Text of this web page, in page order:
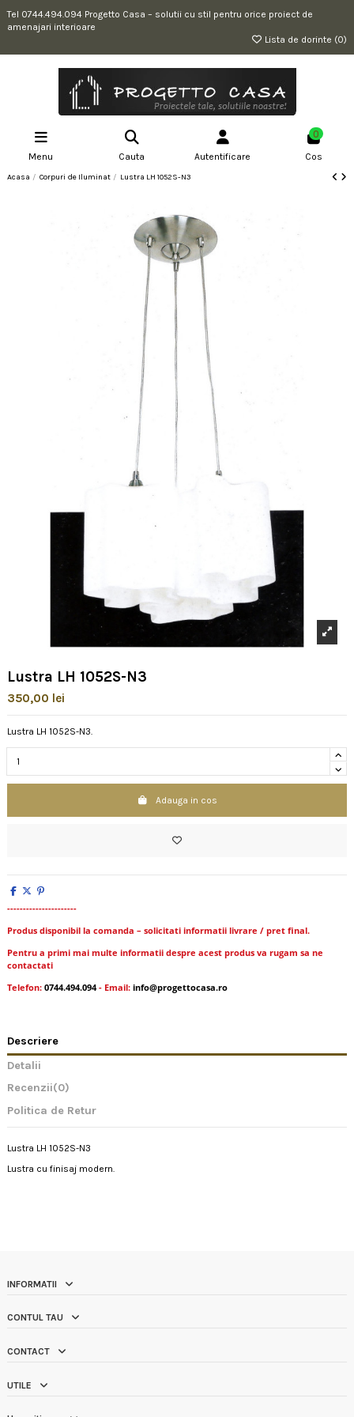
Tel 0744.494.094 Progetto Casa – solutii cu stil pentru orice proiect de
amenajari interioare
Lista de dorinte (0)
Menu Cauta Autentificare
0
Cos
Acasa Corpuri de Iluminat Lustra LH 1052S-N3
Lustra LH 1052S-N3
350,00 lei
Lustra LH 1052S-N3.
Adauga in cos
----------------------
Produs disponibil la comanda – solicitati informatii livrare / pret final.
Pentru a primi mai multe informatii despre acest produs va rugam sa ne
contactati
Telefon: 0744.494.094- Email: info@progettocasa.ro
Descriere
Detalii
Recenzii(0)
Politica de Retur
Lustra LH 1052S-N3
Lustra cu finisaj modern.
INFORMATII
CONTUL TAU
CONTACT
UTILE